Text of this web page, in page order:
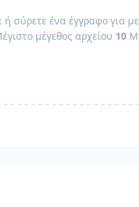
ή σύρετε ένα έγγραφο για
μέγεθος αρχείου 10